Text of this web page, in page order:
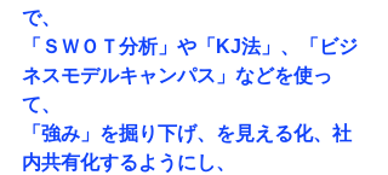
で、
「ＳＷＯＴ分析」や「KJ法」、「ビジ
ネスモデルキャンパス」などを使っ
て、
「強み」を掘り下げ、を見える化、社
内共有化するようにし、